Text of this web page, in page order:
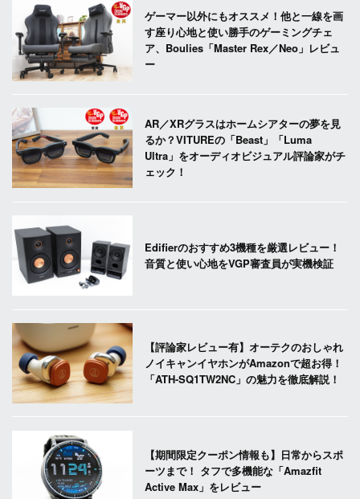
ゲーマー以外にもオススメ！他と一線を画
す座り心地と使い勝手のゲーミングチェ
ア、Boulies「Master Rex／Neo」レビュ
ー
AR／XRグラスはホームシアターの夢を見
るか？VITUREの「Beast」「Luma
Ultra」をオーディオビジュアル評論家がチ
ェック！
Edifierのおすすめ3機種を厳選レビュー！
音質と使い心地をVGP審査員が実機検証
【評論家レビュー有】オーテクのおしゃれ
ノイキャンイヤホンがAmazonで超お得！
「ATH-SQ1TW2NC」の魅力を徹底解説！
【期間限定クーポン情報も】日常からスポ
ーツまで！ タフで多機能な「Amazfit
Active Max」をレビュー